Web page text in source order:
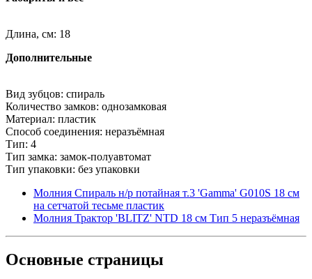
Длина, см: 18
Дополнительные
Вид зубцов: спираль
Количество замков: однозамковая
Материал: пластик
Способ соединения: неразъёмная
Тип: 4
Тип замка: замок-полуавтомат
Тип упаковки: без упаковки
Молния Спираль н/р потайная т.3 'Gamma' G010S 18 см
на сетчатой тесьме пластик
Молния Трактор 'BLITZ' NTD 18 см Тип 5 неразъёмная
Основные страницы